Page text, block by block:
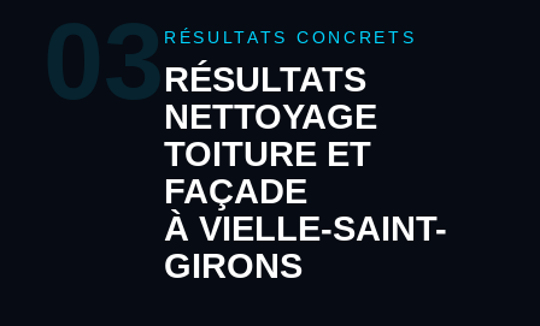
03 RÉSULTATS CONCRETS
RÉSULTATS
NETTOYAGE
TOITURE ET
FAÇADE
À VIELLE-SAINT-
GIRONS